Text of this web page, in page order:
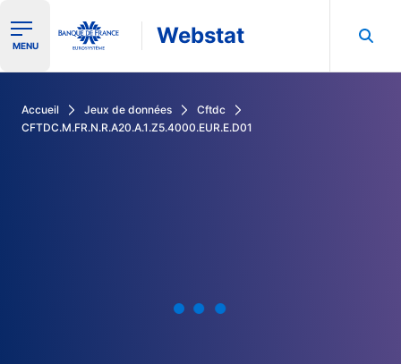
Ouvrir le menu de navigation
MENU Webstat
Accueil Jeux de données
Cftdc
CFTDC.M.FR.N.R.A20.A.1.Z5.4000.EUR.E.D01